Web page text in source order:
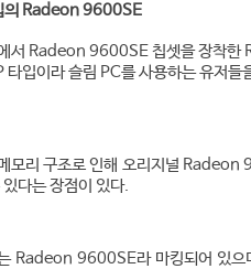
의 Radeon 9600SE
서 Radeon 9600SE 칩셋을 장착
타입이라 슬림 PC를 사용하는 유저들
모리 구조로 인해 오리지널 Radeon
다는 장점이 있다.
Radeon 9600SE라 마킹되어 있